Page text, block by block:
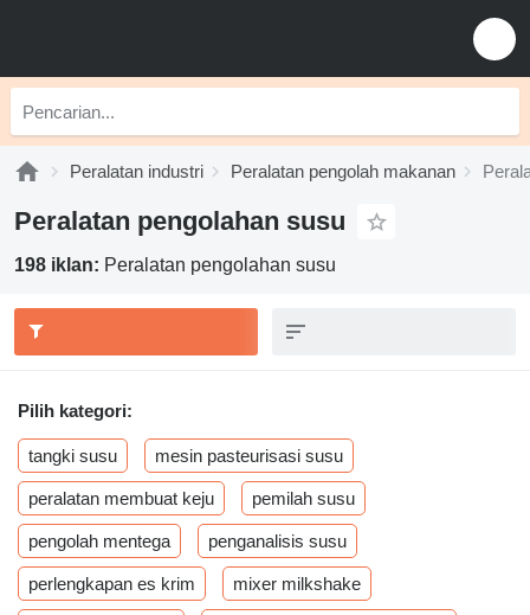
Peralatan industri Peralatan pengolah makanan
Peralatan pengolahan susu
198 iklan: Peralatan pengolahan susu
Pilih kategori:
tangki susu mesin pasteurisasi susu
peralatan membuat keju pemilah susu
pengolah mentega penganalisis susu
perlengkapan es krim mixer milkshake